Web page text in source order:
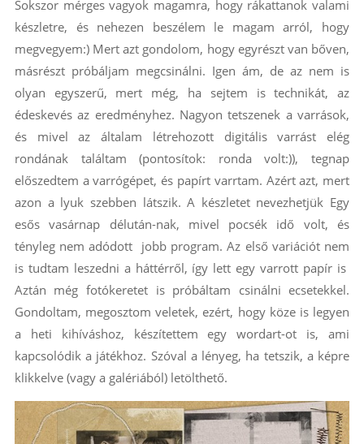
Sokszor mérges vagyok magamra, hogy rákattanok valami
készletre, és nehezen beszélem le magam arról, hogy
megvegyem:) Mert azt gondolom, hogy egyrészt van bőven,
másrészt próbáljam megcsinálni. Igen ám, de az nem is
olyan egyszerű, mert még, ha sejtem is technikát, az
édeskevés az eredményhez. Nagyon tetszenek a varrások,
és mivel az általam létrehozott digitális varrást elég
rondának találtam (pontosítok: ronda volt:)), tegnap
előszedtem a varrógépet, és papírt varrtam. Azért azt, mert
azon a lyuk szebben látszik. A készletet nevezhetjük Egy
esős vasárnap délután-nak, mivel pocsék idő volt, és
tényleg nem adódott jobb program. Az első variációt nem
is tudtam leszedni a háttérről, így lett egy varrott papír is
Aztán még fotókeretet is próbáltam csinálni ecsetekkel.
Gondoltam, megosztom veletek, ezért, hogy köze is legyen
a heti kihíváshoz, készítettem egy wordart-ot is, ami
kapcsolódik a játékhoz. Szóval a lényeg, ha tetszik, a képre
klikkelve (vagy a galériából) letölthető.